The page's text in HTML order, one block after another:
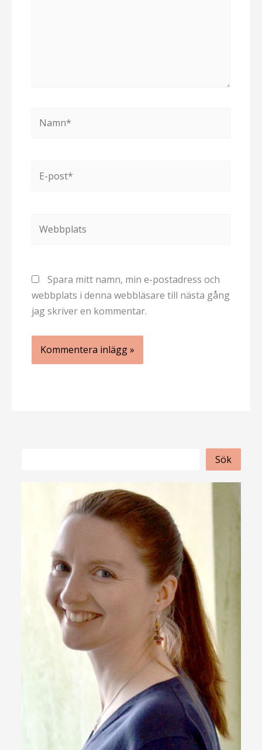
post*
Spara mitt namn, min e-postadress och
webbplats i denna webbläsare till nästa gång
jag skriver en kommentar.
Sök